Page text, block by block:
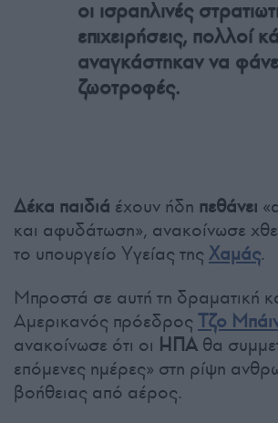
οι ισραηλινές
επιχειρήσεις, πολλοί
αναγκάστηκαν να φάνε
ζωοτροφές.
Δέκα παιδιά έχουν ήδη πεθάνει
και αφυδάτωση», ανακοίνωσε
το υπουργείο Υγείας της Χαμάς.
Μπροστά σε αυτή τη δραματική
Αμερικανός πρόεδρος Τζο
ανακοίνωσε ότι οι ΗΠΑ θα
επόμενες ημέρες» στη ρίψη
βοήθειας από αέρος.